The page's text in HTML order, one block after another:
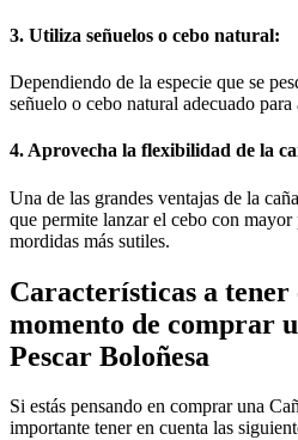
3. Utiliza señuelos o cebo natural:
Dependiendo de la especie que se
señuelo o cebo natural adecuado
4. Aprovecha la flexibilidad de la
Una de las grandes ventajas de la
que permite lanzar el cebo con
mordidas más sutiles.
Características a tener
momento de comprar
Pescar Boloñesa
Si estás pensando en comprar una
importante tener en cuenta las